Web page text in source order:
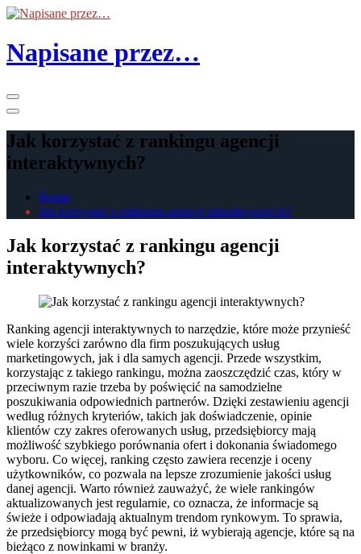
Skip
the
content
Napisane przez…
Jak korzystać z rankingu agencji
interaktywnych?
Home
Jak korzystać z rankingu agencji interaktywnych?
Jak korzystać z rankingu agencji
interaktywnych?
Ranking agencji interaktywnych to narzędzie, które może przynieść
wiele korzyści zarówno dla firm poszukujących usług
marketingowych, jak i dla samych agencji. Przede wszystkim,
korzystając z takiego rankingu, można zaoszczędzić czas, który w
przeciwnym razie trzeba by poświęcić na samodzielne
poszukiwania odpowiednich partnerów. Dzięki zestawieniu agencji
według różnych kryteriów, takich jak doświadczenie, opinie
klientów czy zakres oferowanych usług, przedsiębiorcy mają
możliwość szybkiego porównania ofert i dokonania świadomego
wyboru. Co więcej, ranking często zawiera recenzje i oceny
użytkowników, co pozwala na lepsze zrozumienie jakości usług
danej agencji. Warto również zauważyć, że wiele rankingów
aktualizowanych jest regularnie, co oznacza, że informacje są
świeże i odpowiadają aktualnym trendom rynkowym. To sprawia,
że przedsiębiorcy mogą być pewni, iż wybierają agencje, które są na
bieżąco z nowinkami w branży.